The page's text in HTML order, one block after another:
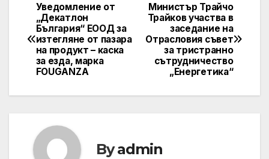
Post
navigation
Министър Трайчо
Трайков участва в
заседание на
Отрасловия съвет
за тристранно
сътрудничество
„Енергетика“
Уведомление от
„Декатлон
България“ ЕООД за
изтегляне от пазара
на продукт – каска
за езда, марка
FOUGANZA
Byadmin